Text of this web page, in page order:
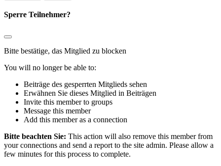
Sperre Teilnehmer?
Bitte bestätige, das Mitglied zu blocken
You will no longer be able to:
Beiträge des gesperrten Mitglieds sehen
Erwähnen Sie dieses Mitglied in Beiträgen
Invite this member to groups
Message this member
Add this member as a connection
Bitte beachten Sie: This action will also remove this member from
your connections and send a report to the site admin. Please allow a
few minutes for this process to complete.